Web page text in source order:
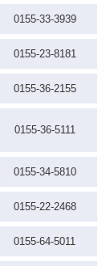
0155-33-3939
0155-23-8181
0155-36-2155
0155-36-5111
0155-34-5810
0155-22-2468
0155-64-5011